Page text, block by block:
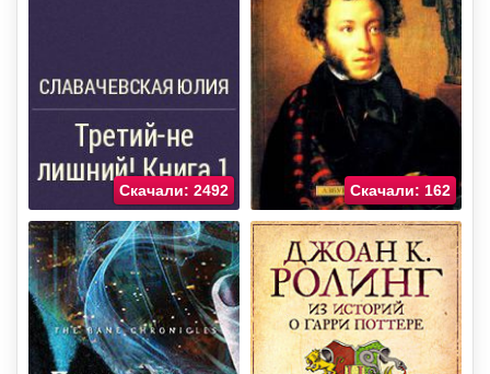
Скачали: 2492 Скачали: 162